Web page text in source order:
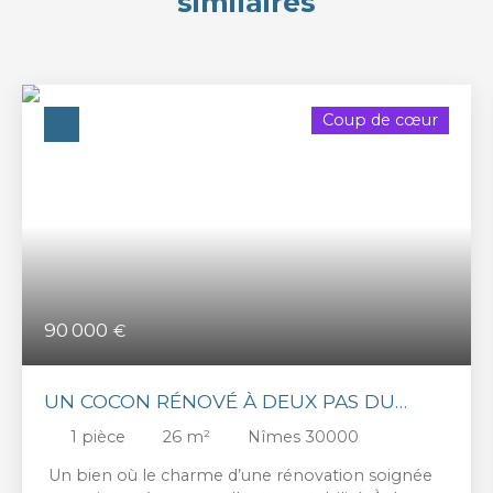
90 000 €
Coup de cœur
UN COCON RÉNOVÉ À DEUX PAS DU
CENTRE-VILLE – RENTABILITÉ DE PLUS
1 pièce 26 m²
Nîmes 30000
Un bien où le charme d’une rénovation soignée